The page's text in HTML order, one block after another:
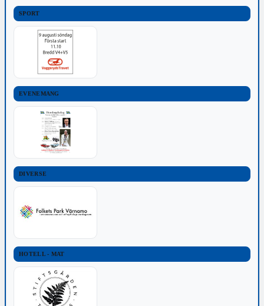
SPORT
EVENEMANG
DIVERSE
HOTELL - MAT